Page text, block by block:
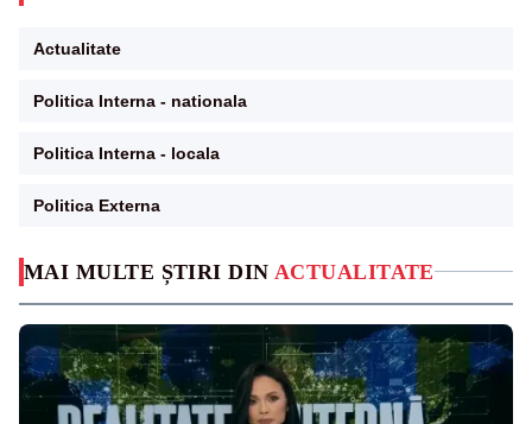
MAI MULTE ȘTIRI DIN ACTUALITATE
Actualitate
Politica Interna - nationala
Politica Interna - locala
Politica Externa